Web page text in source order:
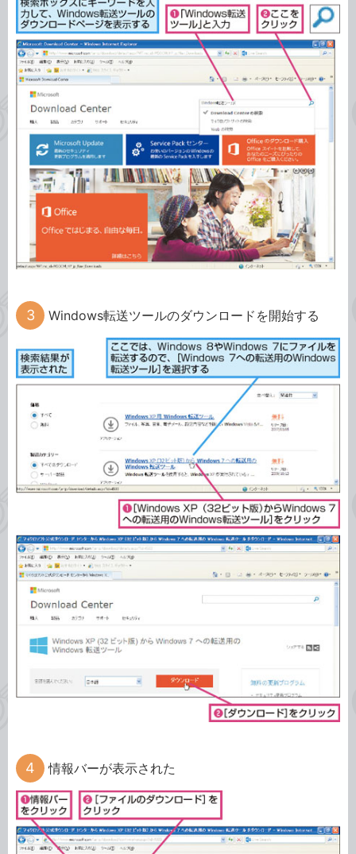
Windows転送ツールのダウンロードを開始する
情報バーが表示された